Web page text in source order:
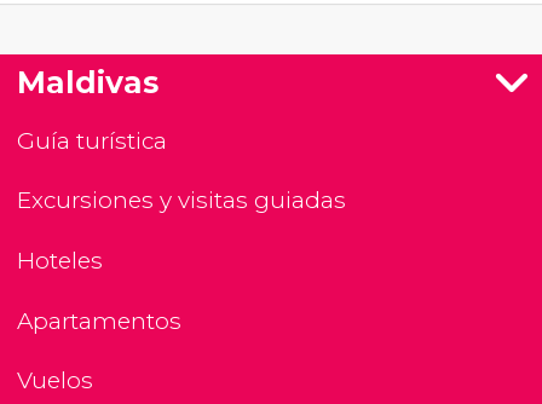
Maldivas
Guía turística
Excursiones y visitas guiadas
Hoteles
Apartamentos
Vuelos